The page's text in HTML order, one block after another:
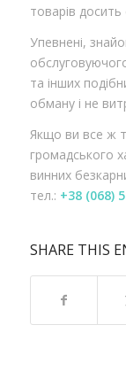
товарів досить
Упевнені,
та інших
обману і не
Якщо ви все ж
громадського
винних
тел.: +38 (068)
SHARE THIS